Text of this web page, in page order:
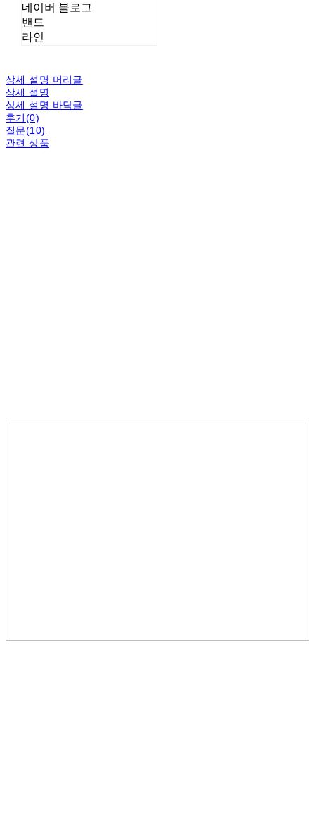
네이버 블로그
밴드
라인
상세 설명 머리글
상세 설명
상세 설명 바닥글
후기(0)
질문(10)
관련 상품